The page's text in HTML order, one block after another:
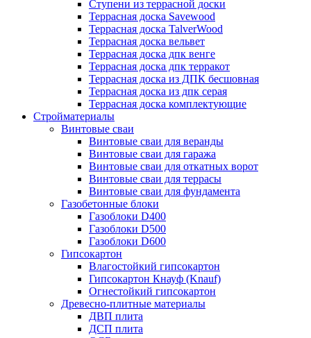
Ступени из террасной доски
Террасная доска Savewood
Террасная доска TalverWood
Террасная доска вельвет
Террасная доска дпк венге
Террасная доска дпк терракот
Террасная доска из ДПК бесшовная
Террасная доска из дпк серая
Террасная доска комплектующие
Стройматериалы
Винтовые сваи
Винтовые сваи для веранды
Винтовые сваи для гаража
Винтовые сваи для откатных ворот
Винтовые сваи для террасы
Винтовые сваи для фундамента
Газобетонные блоки
Газоблоки D400
Газоблоки D500
Газоблоки D600
Гипсокартон
Влагостойкий гипсокартон
Гипсокартон Кнауф (Knauf)
Огнестойкий гипсокартон
Древесно-плитные материалы
ДВП плита
ДСП плита